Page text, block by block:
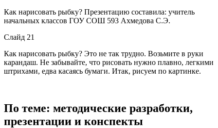
Как нарисовать рыбку? Презентацию составила: учитель
начальных классов ГОУ СОШ 593 Ахмедова С.Э.
Слайд 21
Как нарисовать рыбку? Это не так трудно. Возьмите в руки
карандаш. Не забывайте, что рисовать нужно плавно, легкими
штрихами, едва касаясь бумаги. Итак, рисуем по картинке.
По теме: методические разработки,
презентации и конспекты